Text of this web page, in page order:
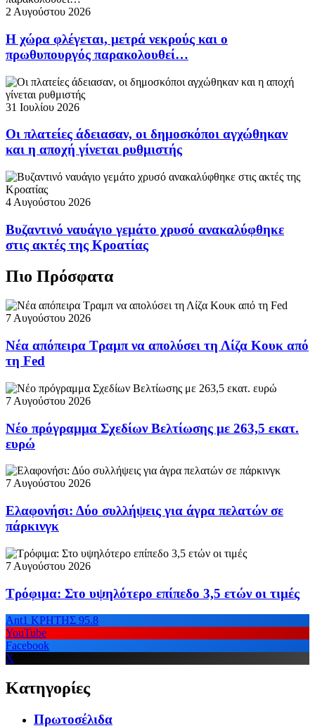
2 Αυγούστου 2026
Η χώρα φλέγεται, μετρά νεκρούς και ο
πρωθυπουργός παρακολουθεί…
31 Ιουλίου 2026
Οι πλατείες άδειασαν, οι δημοσκόποι αγχώθηκαν
και η αποχή γίνεται ρυθμιστής
4 Αυγούστου 2026
Βυζαντινό ναυάγιο γεμάτο χρυσό ανακαλύφθηκε
στις ακτές της Κροατίας
Πιο Πρόσφατα
7 Αυγούστου 2026
Νέα απόπειρα Τραμπ να απολύσει τη Λίζα Κουκ από
τη Fed
7 Αυγούστου 2026
Νέο πρόγραμμα Σχεδίων Βελτίωσης με 263,5 εκατ.
ευρώ
7 Αυγούστου 2026
Ελαφονήσι: Δύο συλλήψεις για άγρα πελατών σε
πάρκινγκ
7 Αυγούστου 2026
Τρόφιμα: Στο υψηλότερο επίπεδο 3,5 ετών οι τιμές
Ant1 ΚΡΗΤΗΣ 95.8
YouTube
Facebook
X
Κατηγορίες
Πρωτοσέλιδα